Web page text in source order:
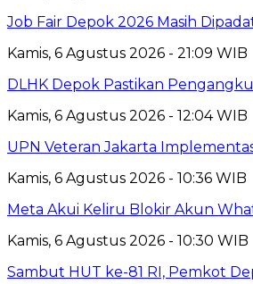
Job Fair Depok 2026 Masih
Kamis, 6 Agustus 2026 - 21:09 WIB
DLHK Depok Pastikan
Kamis, 6 Agustus 2026 - 12:04 WIB
UPN Veteran Jakarta
Kamis, 6 Agustus 2026 - 10:36 WIB
Meta Akui Keliru Blokir Akun
Kamis, 6 Agustus 2026 - 10:30 WIB
Sambut HUT ke-81 RI, Pemkot